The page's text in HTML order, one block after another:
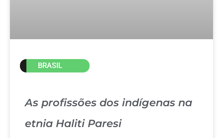
BRASIL
As profissões dos indígenas na
etnia Haliti Paresi